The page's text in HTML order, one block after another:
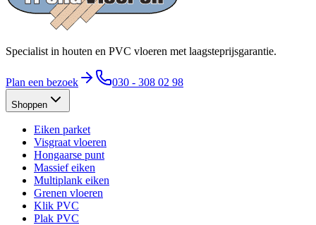
Specialist in houten en PVC vloeren met laagsteprijsgarantie.
Plan een bezoek 030 - 308 02 98
Shoppen
Eiken parket
Visgraat vloeren
Hongaarse punt
Massief eiken
Multiplank eiken
Grenen vloeren
Klik PVC
Plak PVC